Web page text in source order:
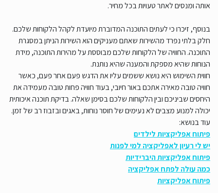
אותה ומנסים לאתר טעויות בכל מחיר.
בנוסף, זיכרו כי לעתים התוכנה המדוברת מיועדת לקהל הלקוחות שלכם.
חלק בלתי נפרד מהשירות שאתם מעניקים הוא השירות הניתן במסגרת
התוכנה. החוויה של הלקוחות שלכם מבוססת על מהירות התוכנה, מידת
הנוחות שהיא מספקת והמענה שהיא נותנת.
חווית השימוש היא נושא ששמים עליו את הדגש פעם אחר פעם, כאשר
חוויה טובה מאירה אתכם באור חיובי, בעוד חוויה פחות טובה מעמידה את
היחסים שביניכם ובין הלקוחות שלכם בסימן שאלה. בדיקת תוכנה איכותית
יכולה למנוע מצבים לא נעימים של חוסר נוחות, באגים ובזבוז רב של זמן.
עוד בנושא:
פיתוח אפליקציות לילדים
יש לי רעיון לאפליקציה למי לפנות
פיתוח אפליקציות היברידיות
כמה עולה לפתח אפליקציה
פיתוח אפליקציות